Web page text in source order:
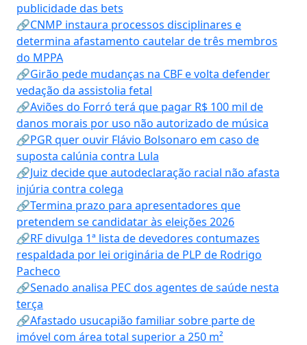
publicidade das bets
🔗CNMP instaura processos disciplinares e
determina afastamento cautelar de três membros
do MPPA
🔗Girão pede mudanças na CBF e volta defender
vedação da assistolia fetal
🔗Aviões do Forró terá que pagar R$ 100 mil de
danos morais por uso não autorizado de música
🔗PGR quer ouvir Flávio Bolsonaro em caso de
suposta calúnia contra Lula
🔗Juiz decide que autodeclaração racial não afasta
injúria contra colega
🔗Termina prazo para apresentadores que
pretendem se candidatar às eleições 2026
🔗RF divulga 1ª lista de devedores contumazes
respaldada por lei originária de PLP de Rodrigo
Pacheco
🔗Senado analisa PEC dos agentes de saúde nesta
terça
🔗Afastado usucapião familiar sobre parte de
imóvel com área total superior a 250 m²